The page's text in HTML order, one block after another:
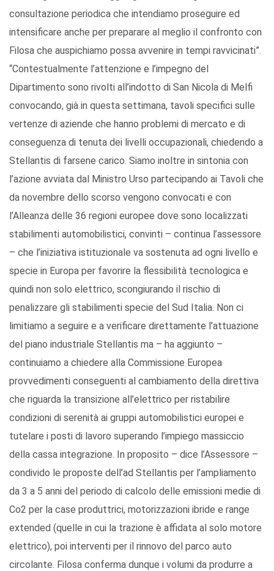
consultazione periodica che intendiamo proseguire ed
intensificare anche per preparare al meglio il confronto con
Filosa che auspichiamo possa avvenire in tempi ravvicinati”.
“Contestualmente l’attenzione e l’impegno del
Dipartimento sono rivolti all’indotto di San Nicola di Melfi
convocando, già in questa settimana, tavoli specifici sulle
vertenze di aziende che hanno problemi di mercato e di
conseguenza di tenuta dei livelli occupazionali, chiedendo a
Stellantis di farsene carico. Siamo inoltre in sintonia con
l’azione avviata dal Ministro Urso partecipando ai Tavoli che
da novembre dello scorso vengono convocati e con
l’Alleanza delle 36 regioni europee dove sono localizzati
stabilimenti automobilistici, convinti – continua l’assessore
– che l’iniziativa istituzionale va sostenuta ad ogni livello e
specie in Europa per favorire la flessibilità tecnologica e
quindi non solo elettrico, scongiurando il rischio di
penalizzare gli stabilimenti specie del Sud Italia. Non ci
limitiamo a seguire e a verificare direttamente l’attuazione
del piano industriale Stellantis ma – ha aggiunto –
continuiamo a chiedere alla Commissione Europea
provvedimenti conseguenti al cambiamento della direttiva
che riguarda la transizione all’elettrico per ristabilire
condizioni di serenità ai gruppi automobilistici europei e
tutelare i posti di lavoro superando l’impiego massiccio
della cassa integrazione. In proposito – dice l’Assessore –
condivido le proposte dell’ad Stellantis per l’ampliamento
da 3 a 5 anni del periodo di calcolo delle emissioni medie di
Co2 per la case produttrici, motorizzazioni ibride e range
extended (quelle in cui la trazione è affidata al solo motore
elettrico), poi interventi per il rinnovo del parco auto
circolante. Filosa conferma dunque i volumi da produrre a